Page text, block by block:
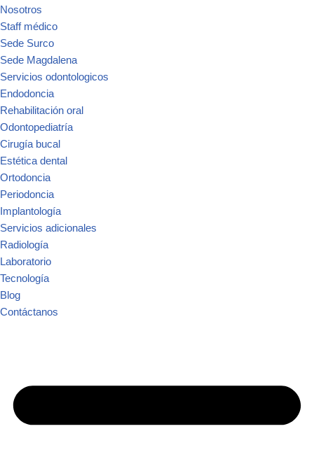
Nosotros
Staff médico
Sede Surco
Sede Magdalena
Servicios odontologicos
Endodoncia
Rehabilitación oral
Odontopediatría
Cirugía bucal
Estética dental
Ortodoncia
Periodoncia
Implantología
Servicios adicionales
Radiología
Laboratorio
Tecnología
Blog
Contáctanos